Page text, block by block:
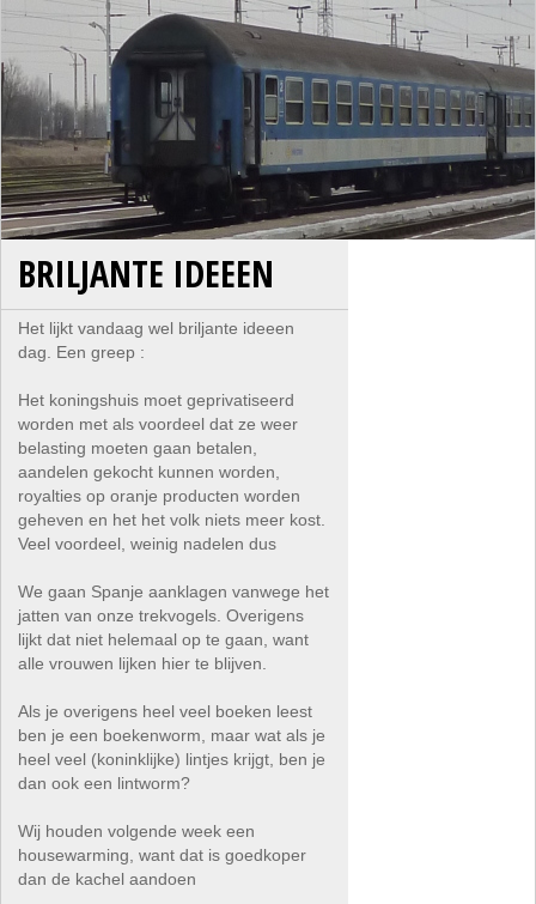
BRILJANTE IDEEEN
Het lijkt vandaag wel briljante ideeen
dag. Een greep :
Het koningshuis moet geprivatiseerd
worden met als voordeel dat ze weer
belasting moeten gaan betalen,
aandelen gekocht kunnen worden,
royalties op oranje producten worden
geheven en het het volk niets meer kost.
Veel voordeel, weinig nadelen dus
We gaan Spanje aanklagen vanwege het
jatten van onze trekvogels. Overigens
lijkt dat niet helemaal op te gaan, want
alle vrouwen lijken hier te blijven.
Als je overigens heel veel boeken leest
ben je een boekenworm, maar wat als je
heel veel (koninklijke) lintjes krijgt, ben je
dan ook een lintworm?
Wij houden volgende week een
housewarming, want dat is goedkoper
dan de kachel aandoen